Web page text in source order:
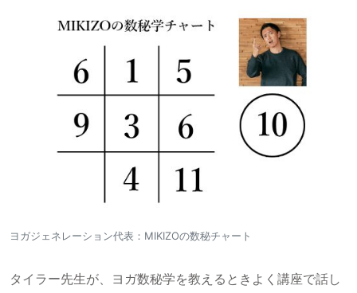
ヨガジェネレーション代表：MIKIZOの数秘チャート
タイラー先生が、ヨガ数秘学を教えるときよく講座で話し